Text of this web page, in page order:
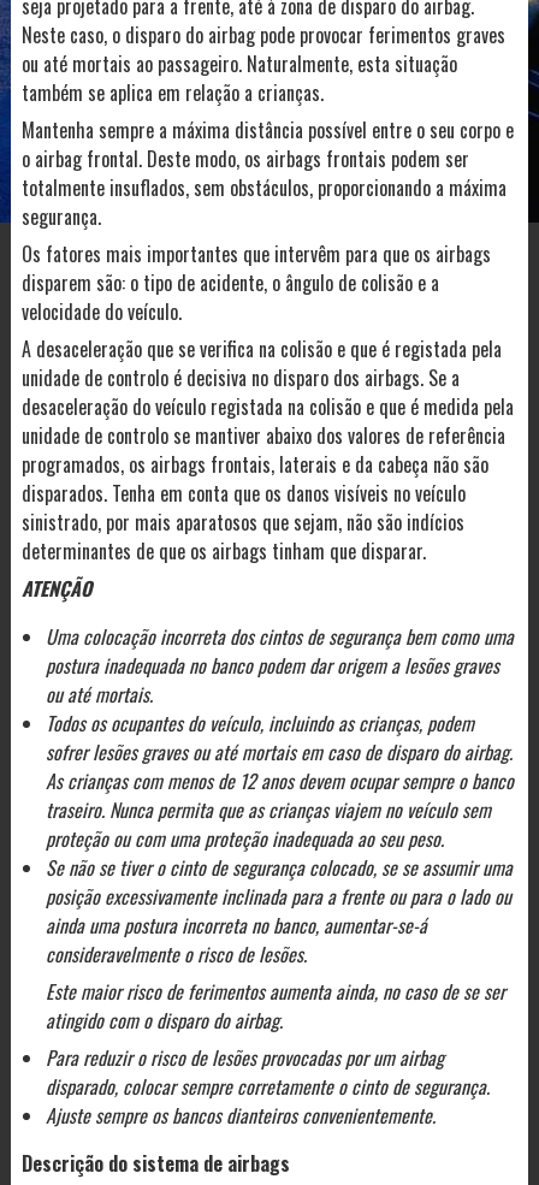
seja projetado para a frente, até à zona de disparo do airbag.
Neste caso, o disparo do airbag pode provocar ferimentos graves
ou até mortais ao passageiro. Naturalmente, esta situação
também se aplica em relação a crianças.
Mantenha sempre a máxima distância possível entre o seu corpo e
o airbag frontal. Deste modo, os airbags frontais podem ser
totalmente insuflados, sem obstáculos, proporcionando a máxima
segurança.
Os fatores mais importantes que intervêm para que os airbags
disparem são: o tipo de acidente, o ângulo de colisão e a
velocidade do veículo.
A desaceleração que se verifica na colisão e que é registada pela
unidade de controlo é decisiva no disparo dos airbags. Se a
desaceleração do veículo registada na colisão e que é medida pela
unidade de controlo se mantiver abaixo dos valores de referência
programados, os airbags frontais, laterais e da cabeça não são
disparados. Tenha em conta que os danos visíveis no veículo
sinistrado, por mais aparatosos que sejam, não são indícios
determinantes de que os airbags tinham que disparar.
ATENÇÃO
Uma colocação incorreta dos cintos de segurança bem como uma
postura inadequada no banco podem dar origem a lesões graves
ou até mortais.
Todos os ocupantes do veículo, incluindo as crianças, podem
sofrer lesões graves ou até mortais em caso de disparo do airbag.
As crianças com menos de 12 anos devem ocupar sempre o banco
traseiro. Nunca permita que as crianças viajem no veículo sem
proteção ou com uma proteção inadequada ao seu peso.
Se não se tiver o cinto de segurança colocado, se se assumir uma
posição excessivamente inclinada para a frente ou para o lado ou
ainda uma postura incorreta no banco, aumentar-se-á
consideravelmente o risco de lesões.
Este maior risco de ferimentos aumenta ainda, no caso de se ser
atingido com o disparo do airbag.
Para reduzir o risco de lesões provocadas por um airbag
disparado, colocar sempre corretamente o cinto de segurança.
Ajuste sempre os bancos dianteiros convenientemente.
Descrição do sistema de airbags